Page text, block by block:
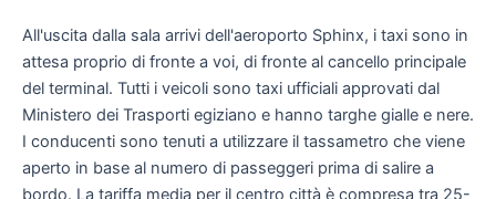
All'uscita dalla sala arrivi dell'aeroporto Sphinx, i taxi sono in
attesa proprio di fronte a voi, di fronte al cancello principale
del terminal. Tutti i veicoli sono taxi ufficiali approvati dal
Ministero dei Trasporti egiziano e hanno targhe gialle e nere.
I conducenti sono tenuti a utilizzare il tassametro che viene
aperto in base al numero di passeggeri prima di salire a
bordo. La tariffa media per il centro città è compresa tra 25-